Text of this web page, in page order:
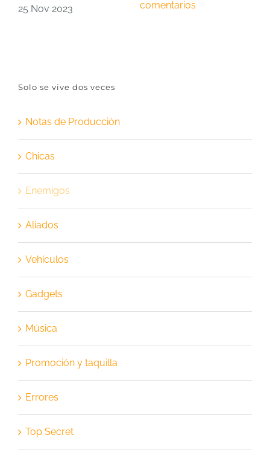
25 Nov 2023
comentarios
Solo se vive dos veces
Notas de Producción
Chicas
Enemigos
Aliados
Vehículos
Gadgets
Música
Promoción y taquilla
Errores
Top Secret